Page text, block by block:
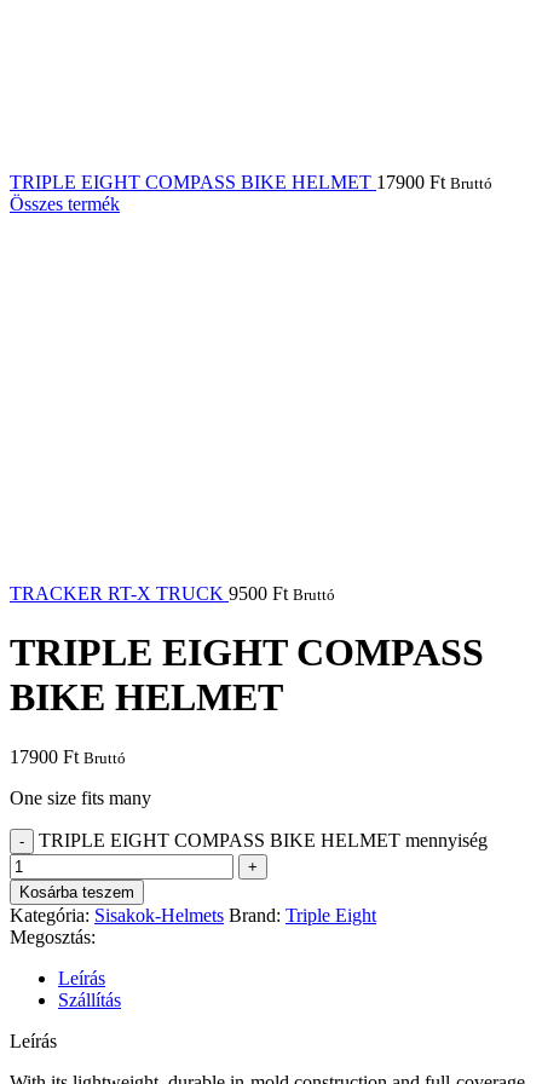
TRIPLE EIGHT COMPASS BIKE HELMET 17900 Ft Bruttó
Összes termék
TRACKER RT-X TRUCK 9500 Ft Bruttó
TRIPLE EIGHT COMPASS
BIKE HELMET
17900 Ft Bruttó
One size fits many
TRIPLE EIGHT COMPASS BIKE HELMET mennyiség
Kosárba teszem
Kategória: Sisakok-Helmets Brand: Triple Eight
Megosztás:
Leírás
Szállítás
Leírás